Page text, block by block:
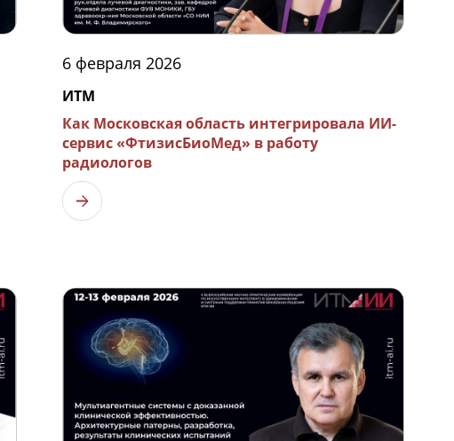
6 февраля 2026
ИТМ
Как Московская область интегрировала ИИ-
сервис «ФтизисБиоМед» в работу
радиологов